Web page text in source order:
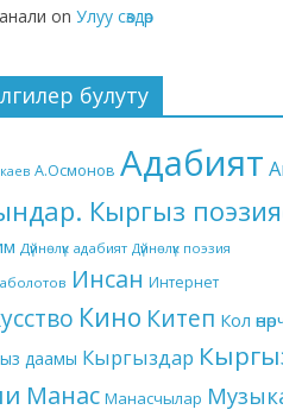
on Улуу сөздөр
булуту
А.Осмонов Адабият
Кыргыз
Дүйнөлүк адабият Дүйнөлүк поэзия
Инсан Интернет
Кино Китеп Кол
даамы Кыргыздар
Манас Манасчылар